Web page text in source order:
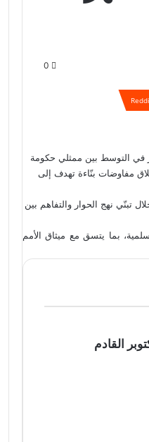
0
في التوسط بين ممثلي حكومة
مفاوضات بنّاءة تهدف إلى
تبنّي نهج الحوار والتفاهم بين
بما يتسق مع ميثاق الأمم